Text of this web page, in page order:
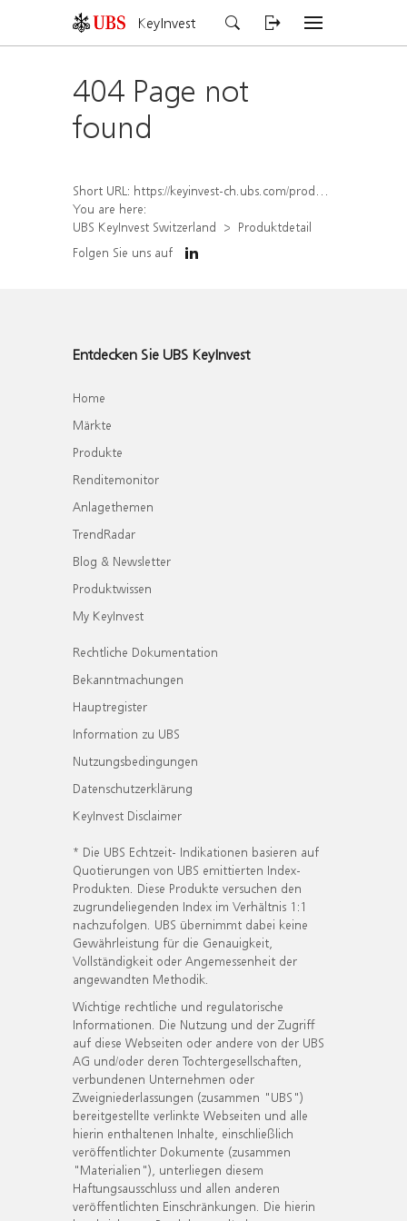
KeyInvest
404 Page not
found
Short URL: https://keyinvest-ch.ubs.com/produkt/detail/index/isin/CH1569455517
You are here:
UBS KeyInvest Switzerland
Produktdetail
Folgen Sie uns auf
Entdecken Sie UBS KeyInvest
Home
Märkte
Produkte
Renditemonitor
Anlagethemen
TrendRadar
Blog & Newsletter
Produktwissen
My KeyInvest
Rechtliche Dokumentation
Bekanntmachungen
Hauptregister
Information zu UBS
Nutzungsbedingungen
Datenschutzerklärung
KeyInvest Disclaimer
* Die UBS Echtzeit- Indikationen basieren auf
Quotierungen von UBS emittierten Index-
Produkten. Diese Produkte versuchen den
zugrundeliegenden Index im Verhältnis 1:1
nachzufolgen. UBS übernimmt dabei keine
Gewährleistung für die Genauigkeit,
Vollständigkeit oder Angemessenheit der
angewandten Methodik.
Wichtige rechtliche und regulatorische
Informationen. Die Nutzung und der Zugriff
auf diese Webseiten oder andere von der UBS
AG und/oder deren Tochtergesellschaften,
verbundenen Unternehmen oder
Zweigniederlassungen (zusammen "UBS")
bereitgestellte verlinkte Webseiten und alle
hierin enthaltenen Inhalte, einschließlich
veröffentlichter Dokumente (zusammen
"Materialien"), unterliegen diesem
Haftungsausschluss und allen anderen
veröffentlichten Einschränkungen. Die hierin